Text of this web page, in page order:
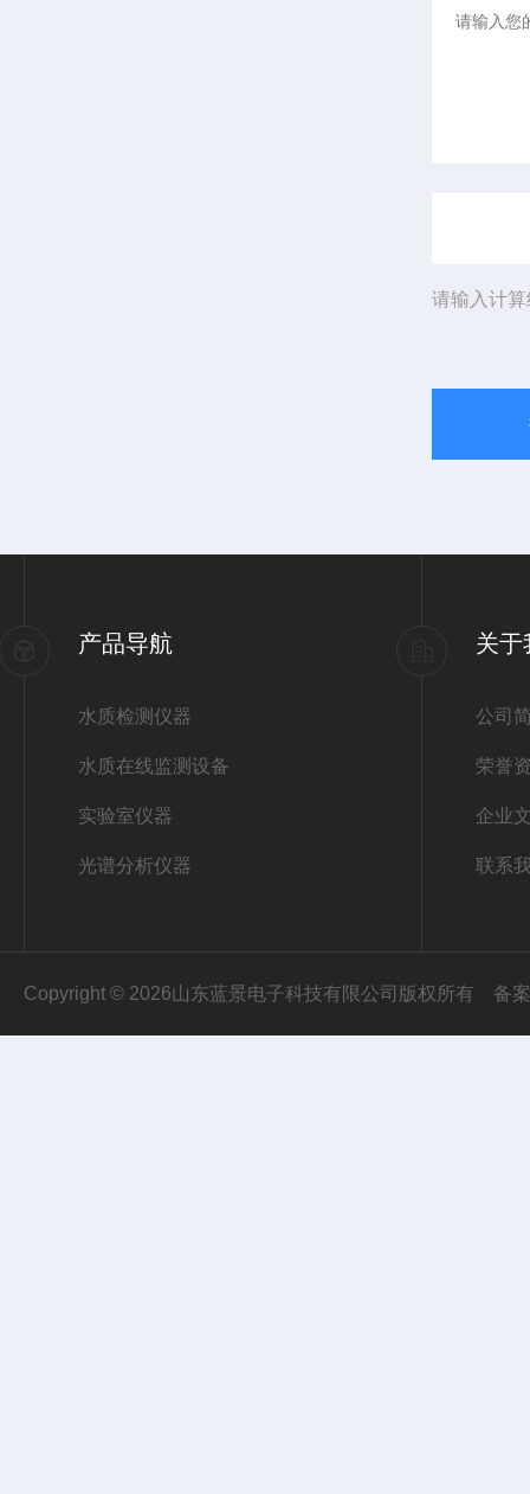
请输入计
产品导航
水质检测仪器
水质在线监测设备
实验室仪器
光谱分析仪器
关于
公司
荣誉
企业
联系
Copyright © 2026山东蓝景电子科技有限公司版权所有 备